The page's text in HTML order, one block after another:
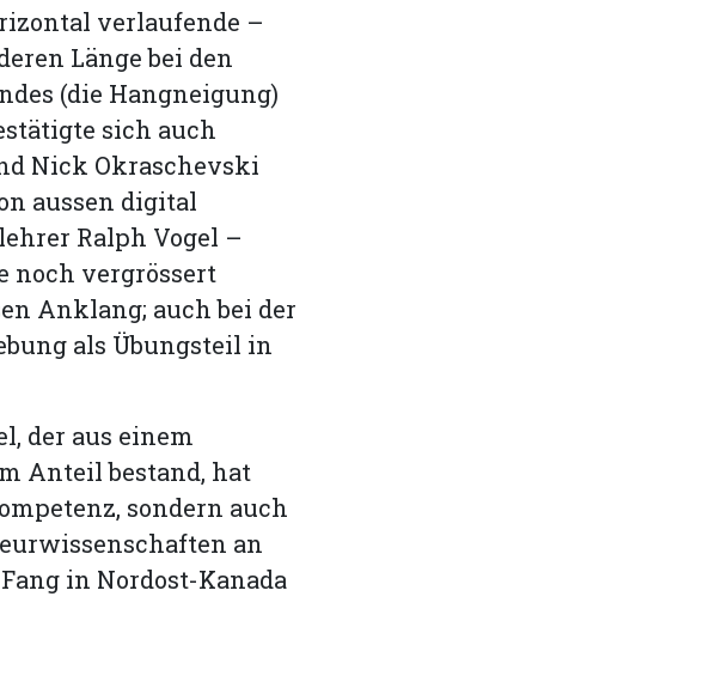
verlaufende –
Länge bei den
(die Hangneigung)
sich auch
Nick Okraschevski
aussen digital
Ralph Vogel –
noch vergrössert
Anklang; auch bei der
als Übungsteil in
der aus einem
Anteil bestand, hat
sondern auch
an
in Nordost-Kanada